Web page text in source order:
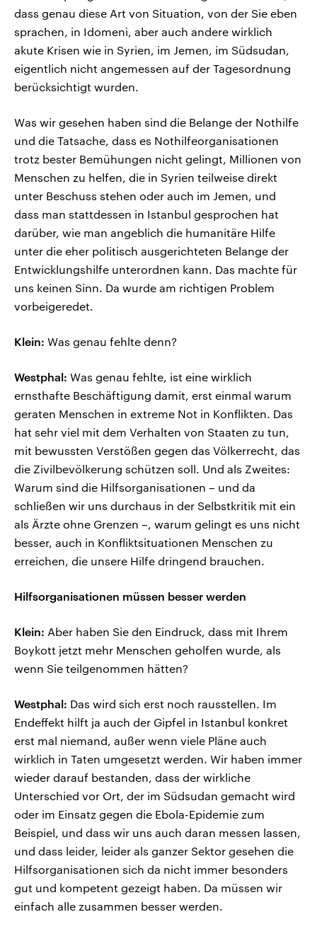
dass genau diese Art von Situation, von der Sie eben
sprachen, in Idomeni, aber auch andere wirklich
akute Krisen wie in Syrien, im Jemen, im Südsudan,
eigentlich nicht angemessen auf der Tagesordnung
berücksichtigt wurden.
Was wir gesehen haben sind die Belange der Nothilfe
und die Tatsache, dass es Nothilfeorganisationen
trotz bester Bemühungen nicht gelingt, Millionen von
Menschen zu helfen, die in Syrien teilweise direkt
unter Beschuss stehen oder auch im Jemen, und
dass man stattdessen in Istanbul gesprochen hat
darüber, wie man angeblich die humanitäre Hilfe
unter die eher politisch ausgerichteten Belange der
Entwicklungshilfe unterordnen kann. Das machte für
uns keinen Sinn. Da wurde am richtigen Problem
vorbeigeredet.
Klein: Was genau fehlte denn?
Westphal: Was genau fehlte, ist eine wirklich
ernsthafte Beschäftigung damit, erst einmal warum
geraten Menschen in extreme Not in Konflikten. Das
hat sehr viel mit dem Verhalten von Staaten zu tun,
mit bewussten Verstößen gegen das Völkerrecht, das
die Zivilbevölkerung schützen soll. Und als Zweites:
Warum sind die Hilfsorganisationen – und da
schließen wir uns durchaus in der Selbstkritik mit ein
als Ärzte ohne Grenzen –, warum gelingt es uns nicht
besser, auch in Konfliktsituationen Menschen zu
erreichen, die unsere Hilfe dringend brauchen.
Hilfsorganisationen müssen besser werden
Klein: Aber haben Sie den Eindruck, dass mit Ihrem
Boykott jetzt mehr Menschen geholfen wurde, als
wenn Sie teilgenommen hätten?
Westphal: Das wird sich erst noch rausstellen. Im
Endeffekt hilft ja auch der Gipfel in Istanbul konkret
erst mal niemand, außer wenn viele Pläne auch
wirklich in Taten umgesetzt werden. Wir haben immer
wieder darauf bestanden, dass der wirkliche
Unterschied vor Ort, der im Südsudan gemacht wird
oder im Einsatz gegen die Ebola-Epidemie zum
Beispiel, und dass wir uns auch daran messen lassen,
und dass leider, leider als ganzer Sektor gesehen die
Hilfsorganisationen sich da nicht immer besonders
gut und kompetent gezeigt haben. Da müssen wir
einfach alle zusammen besser werden.